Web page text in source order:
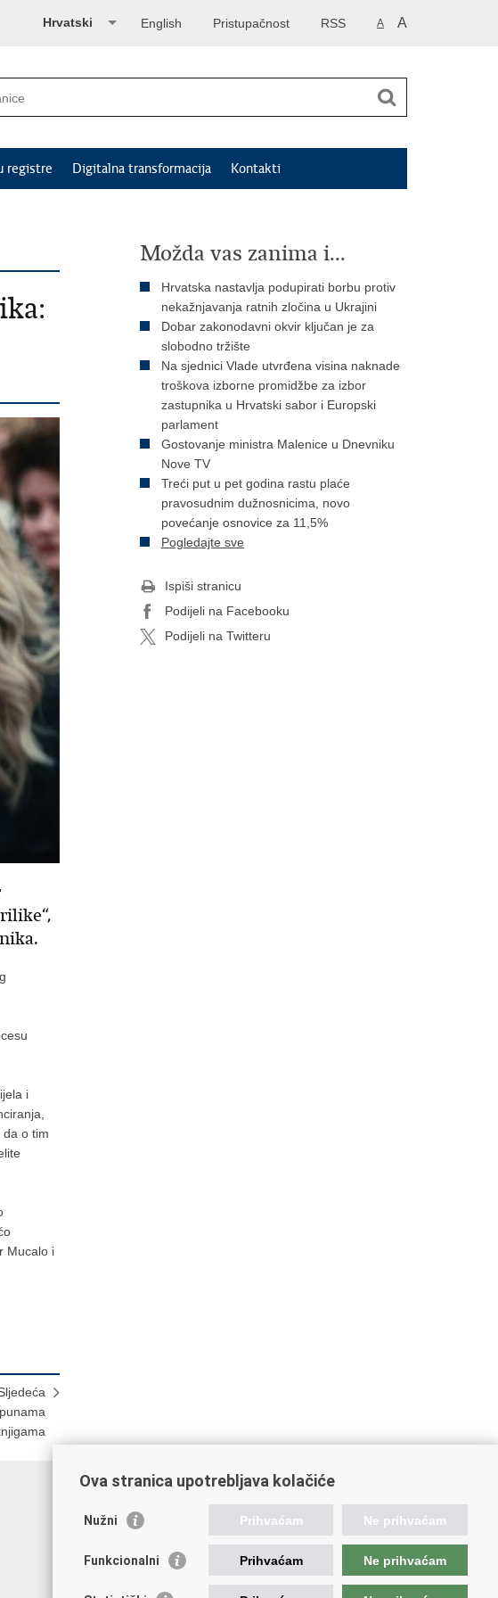
A A
RSS
Pristupačnost
English
Hrvatski
registre Digitalna transformacija Kontakti
i
o tim
Mucalo i
Možda vas zanima i...
Hrvatska nastavlja podupirati borbu protiv
nekažnjavanja ratnih zločina u Ukrajini
Dobar zakonodavni okvir ključan je za
slobodno tržište
Na sjednici Vlade utvrđena visina naknade
troškova izborne promidžbe za izbor
zastupnika u Hrvatski sabor i Europski
parlament
Gostovanje ministra Malenice u Dnevniku
Nove TV
Treći put u pet godina rastu plaće
pravosudnim dužnosnicima, novo
povećanje osnovice za 11,5%
Pogledajte sve
Ispiši stranicu
Podijeli na Facebooku
Podijeli na Twitteru
Poveznice pravosudnog sustava
Portal sudova
Državno odvjetništvo
Ured za suzbijanje korupcije i organiziranog kriminaliteta
Ova stranica upotrebljava kolačiće
Nužni Prihvaćam Ne prihvaćam
Funkcionalni Prihvaćam Ne prihvaćam